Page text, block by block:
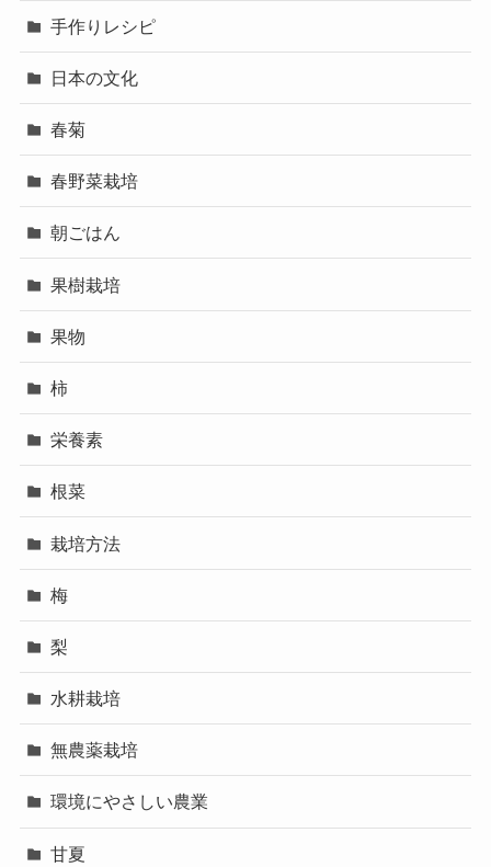
手作りレシピ
日本の文化
春菊
春野菜栽培
朝ごはん
果樹栽培
果物
柿
栄養素
根菜
栽培方法
梅
梨
水耕栽培
無農薬栽培
環境にやさしい農業
甘夏